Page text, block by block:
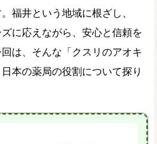
福井という地域に根ざし、
に応えながら、安心と信頼を
は、そんな「クスリのアオキ
本の薬局の役割について探り